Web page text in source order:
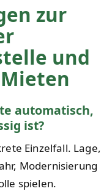
zur
und
automatisch,
ist?
Einzelfall. Lage,
Modernisierung
spielen.